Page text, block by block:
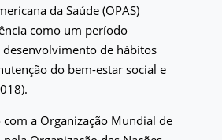
da Saúde (OPAS)
como um período
de hábitos
do bem-estar social e
a Organização Mundial de